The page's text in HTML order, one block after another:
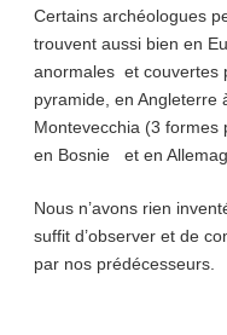
Certains archéologues
trouvent aussi bien en
anormales et couvertes
pyramide, en Angleterre
Montevecchia (3 formes
en Bosnie et en
Nous n’avons rien
suffit d’observer et de
par nos prédécesseurs.